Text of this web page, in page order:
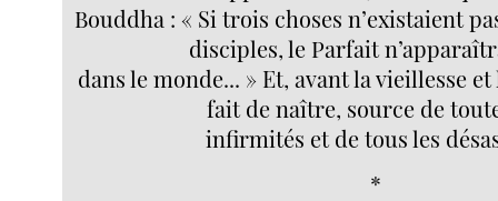
Bouddha : « Si trois choses n’existaient
disciples, le Parfait
dans le monde... » Et, avant la vieillesse
fait de naître, source de
infirmités et de tous les
*